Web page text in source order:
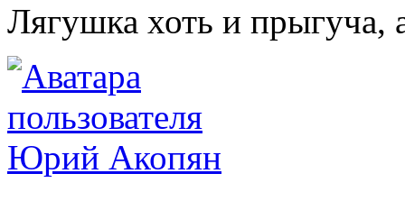
Лягушка хоть и прыгуча,
Юрий Акопян